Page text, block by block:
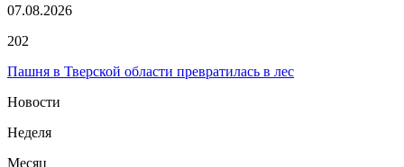
07.08.2026
202
Пашня в Тверской области превратилась в лес
Новости
Неделя
Месяц